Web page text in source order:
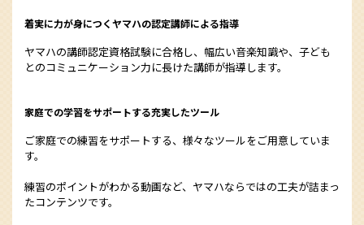
着実に力が身につくヤマハの認定講師による指導
ヤマハの講師認定資格試験に合格し、幅広い音楽知識や、子ども
とのコミュニケーション力に長けた講師が指導します。
家庭での学習をサポートする充実したツール
ご家庭での練習をサポートする、様々なツールをご用意していま
す。
練習のポイントがわかる動画など、ヤマハならではの工夫が詰まっ
たコンテンツです。